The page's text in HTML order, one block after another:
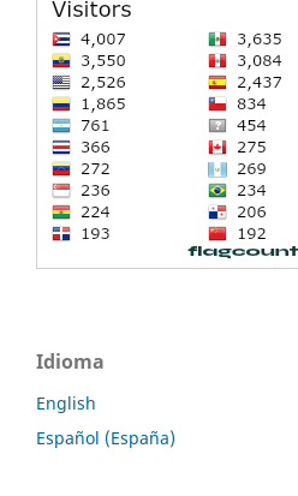
Idioma
English
Español (España)